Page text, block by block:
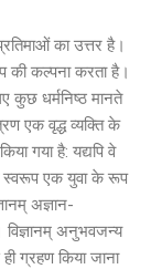
का उत्तर है।
की कल्पना करता है।
कुछ धर्मनिष्ठ मानते
एक वृद्ध व्यक्ति के
गया है: यद्यपि वे
स्वरूप एक युवा के रूप
अज्ञान-
विज्ञानम् अनुभवजन्य
ग्रहण किया जाना